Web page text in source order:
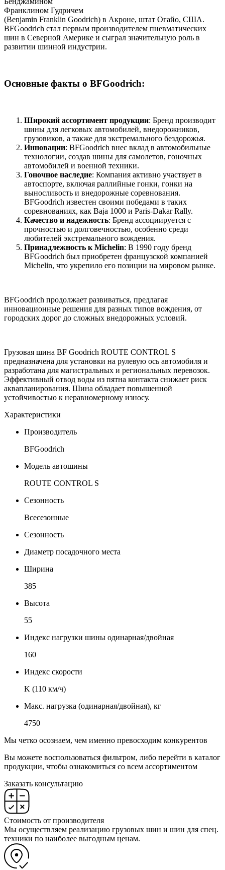
Франклином Гудричем
(Benjamin Franklin Goodrich) в Акроне, штат Огайо, США.
BFGoodrich стал первым производителем пневматических
шин в Северной Америке и сыграл значительную роль в
развитии шинной индустрии.
Основные факты о BFGoodrich:
Широкий ассортимент продукции: Бренд производит
шины для легковых автомобилей, внедорожников,
грузовиков, а также для экстремального бездорожья.
Инновации: BFGoodrich внес вклад в автомобильные
технологии, создав шины для самолетов, гоночных
автомобилей и военной техники.
Гоночное наследие: Компания активно участвует в
автоспорте, включая раллийные гонки, гонки на
выносливость и внедорожные соревнования.
BFGoodrich известен своими победами в таких
соревнованиях, как Baja 1000 и Paris-Dakar Rally.
Качество и надежность: Бренд ассоциируется с
прочностью и долговечностью, особенно среди
любителей экстремального вождения.
Принадлежность к Michelin: В 1990 году бренд
BFGoodrich был приобретен французской компанией
Michelin, что укрепило его позиции на мировом рынке.
BFGoodrich продолжает развиваться, предлагая
инновационные решения для разных типов вождения, от
городских дорог до сложных внедорожных условий.
Грузовая шина BF Goodrich ROUTE CONTROL S
предназначена для установки на рулевую ось автомобиля и
разработана для магистральных и региональных перевозок.
Эффективный отвод воды из пятна контакта снижает риск
аквапланирования. Шина обладает повышенной
устойчивостью к неравномерному износу.
Характеристики
Производитель
BFGoodrich
Модель автошины
ROUTE CONTROL S
Сезонность
Всесезонные
Сезонность
Диаметр посадочного места
Ширина
385
Высота
55
Индекс нагрузки шины одинарная/двойная
160
Индекс скорости
K (110 км/ч)
Макс. нагрузка (одинарная/двойная), кг
4750
Мы четко осознаем, чем именно превосходим конкурентов
Вы можете воспользоваться фильтром, либо перейти в каталог
продукции, чтобы ознакомиться со всем ассортиментом
Заказать консультацию
Стоимость от производителя
Мы осуществляем реализацию грузовых шин и шин для спец.
техники по наиболее выгодным ценам.